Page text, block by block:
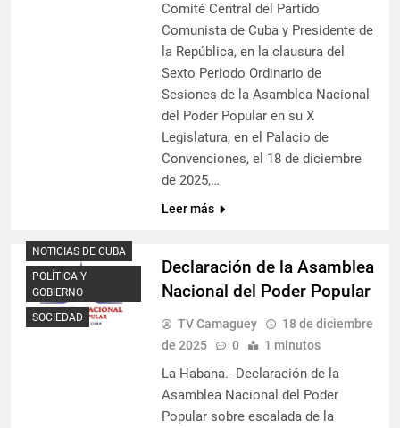
Comité Central del Partido
Comunista de Cuba y Presidente de
la República, en la clausura del
Sexto Periodo Ordinario de
Sesiones de la Asamblea Nacional
del Poder Popular en su X
Legislatura, en el Palacio de
Convenciones, el 18 de diciembre
de 2025,…
Leer más
NOTICIAS DE CUBA
POLÍTICA Y
GOBIERNO
SOCIEDAD
Declaración de la Asamblea
Nacional del Poder Popular
TV Camaguey
18 de diciembre
de 2025
0 1 minutos
La Habana.- Declaración de la
Asamblea Nacional del Poder
Popular sobre escalada de la